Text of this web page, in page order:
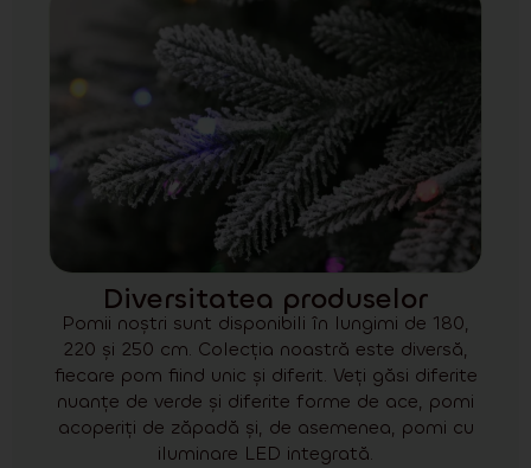
Diversitatea produselor
Pomii noștri sunt disponibili în lungimi de 180,
220 și 250 cm. Colecția noastră este diversă,
fiecare pom fiind unic și diferit. Veți găsi diferite
nuanțe de verde și diferite forme de ace, pomi
acoperiți de zăpadă și, de asemenea, pomi cu
iluminare LED integrată.